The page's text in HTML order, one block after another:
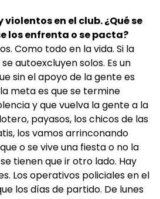
violentos en el club. ¿Qué se
los enfrenta o se pacta?
Como todo en la vida. Si la
autoexcluyen solos. Es un
sin el apoyo de la gente es
meta es que se termine
y que vuelva la gente a la
payasos, los chicos de las
los vamos arrinconando
o se vive una fiesta o no la
tienen que ir otro lado. Hay
Los operativos policiales en el
los días de partido. De lunes